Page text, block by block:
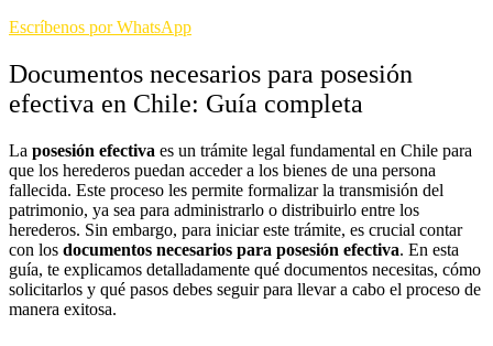
Escríbenos por WhatsApp
Documentos necesarios para posesión
efectiva en Chile: Guía completa
La posesión efectiva es un trámite legal fundamental en Chile para
que los herederos puedan acceder a los bienes de una persona
fallecida. Este proceso les permite formalizar la transmisión del
patrimonio, ya sea para administrarlo o distribuirlo entre los
herederos. Sin embargo, para iniciar este trámite, es crucial contar
con los documentos necesarios para posesión efectiva. En esta
guía, te explicamos detalladamente qué documentos necesitas, cómo
solicitarlos y qué pasos debes seguir para llevar a cabo el proceso de
manera exitosa.